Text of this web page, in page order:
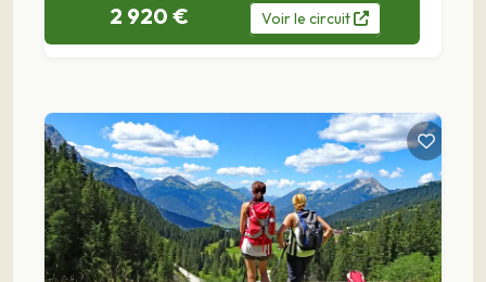
2 920 € Voirle circuit